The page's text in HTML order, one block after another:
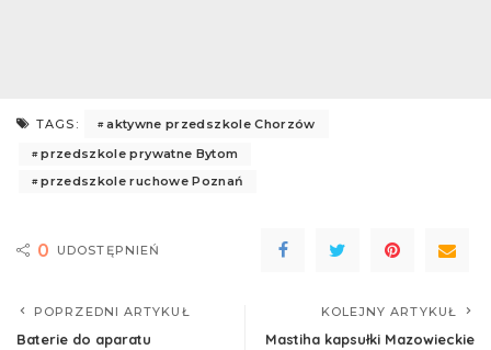
TAGS:
aktywne przedszkole Chorzów
przedszkole prywatne Bytom
przedszkole ruchowe Poznań
0 UDOSTĘPNIEŃ
POPRZEDNI ARTYKUŁ
Baterie do aparatu
KOLEJNY ARTYKUŁ
Mastiha kapsułki Mazowieckie